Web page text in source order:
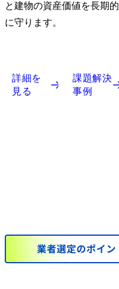
と建物の資産価値を長期的
に守ります。
詳細を
見る
課題解決
事例